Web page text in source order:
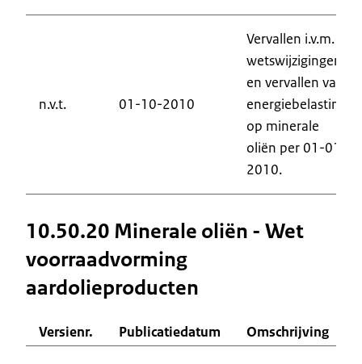
n.v.t. 01-10-2010
Vervallen i.v.m.
wetswijzigingen
en vervallen van
energiebelasting
op minerale
oliën per 01-01-
2010.
10.50.20 Minerale oliën - Wet
voorraadvorming
aardolieproducten
Versienr. Publicatiedatum Omschrijving